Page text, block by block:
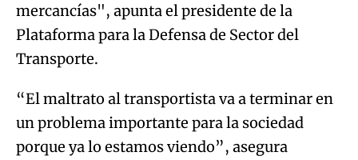
mercancías", apunta el presidente de la
Plataforma para la Defensa de Sector del
Transporte.
“El maltrato al transportista va a terminar en
un problema importante para la sociedad
porque ya lo estamos viendo”, asegura